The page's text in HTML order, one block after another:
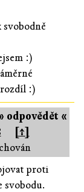
:)
:)
odpovědět «
[↑]
proti
svobodu.